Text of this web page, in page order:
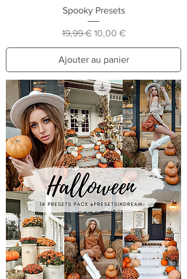
Spooky Presets
Prix original
19,99 € Prix promotionnel
10,00 €
Ajouter au panier